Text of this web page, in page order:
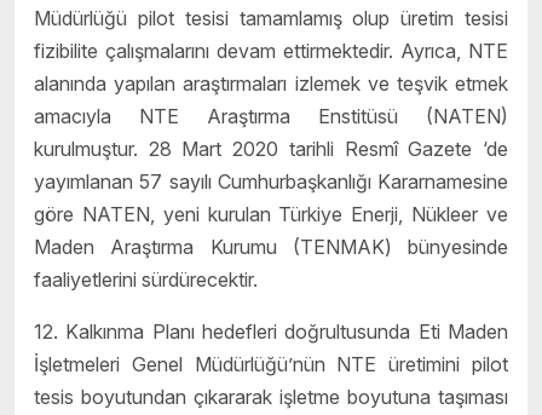
Müdürlüğü pilot tesisi tamamlamış olup üretim tesisi
fizibilite çalışmalarını devam ettirmektedir. Ayrıca, NTE
alanında yapılan araştırmaları izlemek ve teşvik etmek
amacıyla NTE Araştırma Enstitüsü (NATEN)
kurulmuştur. 28 Mart 2020 tarihli Resmî Gazete ‘de
yayımlanan 57 sayılı Cumhurbaşkanlığı Kararnamesine
göre NATEN, yeni kurulan Türkiye Enerji, Nükleer ve
Maden Araştırma Kurumu (TENMAK) bünyesinde
faaliyetlerini sürdürecektir.
12. Kalkınma Planı hedefleri doğrultusunda Eti Maden
İşletmeleri Genel Müdürlüğü’nün NTE üretimini pilot
tesis boyutundan çıkararak işletme boyutuna taşıması